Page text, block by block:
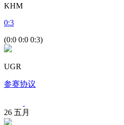
KHM
0:3
(0:0 0:0 0:3)
UGR
参赛协议
26 五月